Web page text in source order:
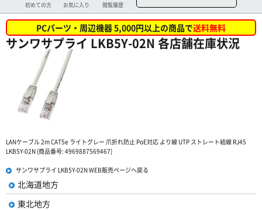
初めての方 お気に入り 閲覧履歴
PCパーツ・周辺機器 5,000円以上の商品で送料無料
サンワサプライ LKB5Y-02N 各店舗在庫状況
LANケーブル 2m CAT5e ライトグレー 爪折れ防止 PoE対応 より線 UTP ストレート結線 RJ45
LKB5Y-02N (商品番号: 4969887569467)
サンワサプライ LKB5Y-02N WEB販売ページへ戻る
北海道地方
東北地方